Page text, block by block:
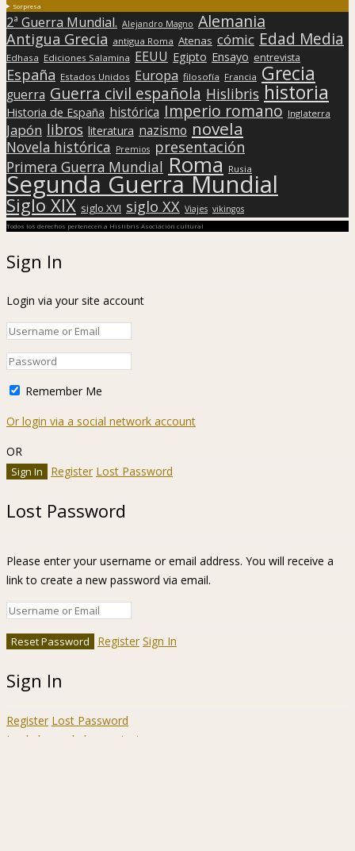
Sorpresa
2ª Guerra Mundial. Alejandro Magno Alemania
Antigua Grecia antigua Roma Atenas cómic Edad Media
Edhasa Ediciones Salamina EEUU Egipto Ensayo entrevista
España Estados Unidos Europa filosofía Francia Grecia
guerra Guerra civil española Hislibris historia
Historia de España histórica Imperio romano Inglaterra
Japón libros literatura nazismo novela
Novela histórica Premios presentación
Primera Guerra Mundial Roma Rusia
Segunda Guerra Mundial
Siglo XIX siglo XVI siglo XX Viajes vikingos
Todos los derechos pertenecen a Hislibris Asociación cultural
Sign In
Login via your site account
Remember Me
Or login via a social network account
OR
Register Lost Password
Lost Password
Please enter your username or email address. You will receive a
link to create a new password via email.
Register Sign In
Sign In
Register Lost Password
Ir a la barra de herramientas